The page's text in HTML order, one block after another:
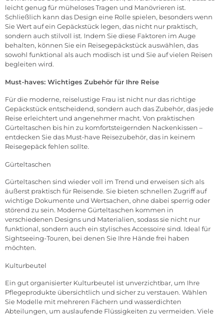
leicht genug für müheloses Tragen und Manövrieren ist.
Schließlich kann das Design eine Rolle spielen, besonders wenn
Sie Wert auf ein Gepäckstück legen, das nicht nur praktisch,
sondern auch stilvoll ist. Indem Sie diese Faktoren im Auge
behalten, können Sie ein Reisegepäckstück auswählen, das
sowohl funktional als auch modisch ist und Sie auf vielen Reisen
begleiten wird.
Must-haves: Wichtiges Zubehör für Ihre Reise
Für die moderne, reiselustige Frau ist nicht nur das richtige
Gepäckstück entscheidend, sondern auch das Zubehör, das jede
Reise erleichtert und angenehmer macht. Von praktischen
Gürteltaschen bis hin zu komfortsteigernden Nackenkissen –
entdecken Sie das Must-have Reisezubehör, das in keinem
Reisegepäck fehlen sollte.
Gürteltaschen
Gürteltaschen sind wieder voll im Trend und erweisen sich als
äußerst praktisch für Reisende. Sie bieten schnellen Zugriff auf
wichtige Dokumente und Wertsachen, ohne dabei sperrig oder
störend zu sein. Moderne Gürteltaschen kommen in
verschiedenen Designs und Materialien, sodass sie nicht nur
funktional, sondern auch ein stylisches Accessoire sind. Ideal für
Sightseeing-Touren, bei denen Sie Ihre Hände frei haben
möchten.
Kulturbeutel
Ein gut organisierter Kulturbeutel ist unverzichtbar, um Ihre
Pflegeprodukte übersichtlich und sicher zu verstauen. Wählen
Sie Modelle mit mehreren Fächern und wasserdichten
Abteilungen, um auslaufende Flüssigkeiten zu vermeiden. Viele